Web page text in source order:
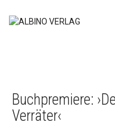
Buchpremiere:
Verräter‹